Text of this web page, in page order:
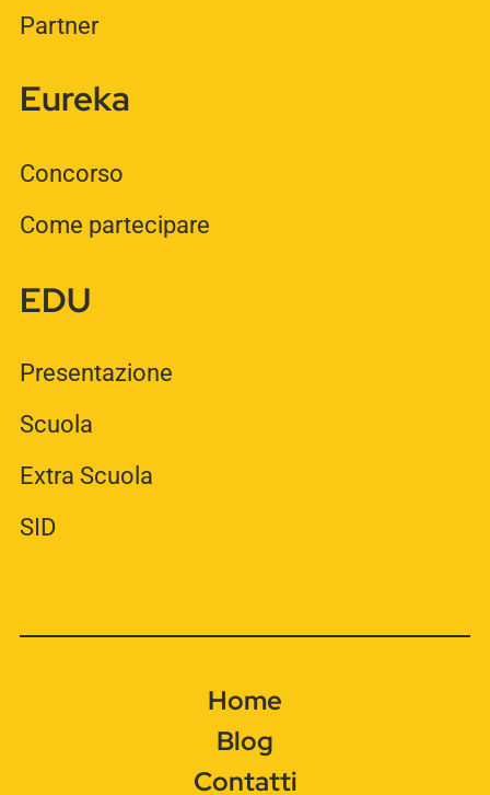
Partner
Eureka
Concorso
Come partecipare
EDU
Presentazione
Scuola
Extra Scuola
SID
Home
Blog
Contatti